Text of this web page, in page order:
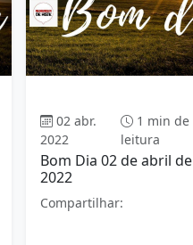
02 abr.
2022
1 min de
leitura
Bom Dia 02 de abril de
2022
Compartilhar: